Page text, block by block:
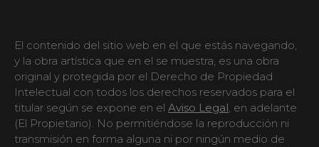
El contenido del sitio web en el que estás navegando,
y la obra artística que en el se muestra, es una obra
original y protegida por el Derecho de Propiedad
Intelectual con todos los derechos reservados para el
titular según se expone en el Aviso Legal, en adelante
(El Propietario). No permitiéndose la reproducción ni
transmisión en forma alguna ni por ningún medio de